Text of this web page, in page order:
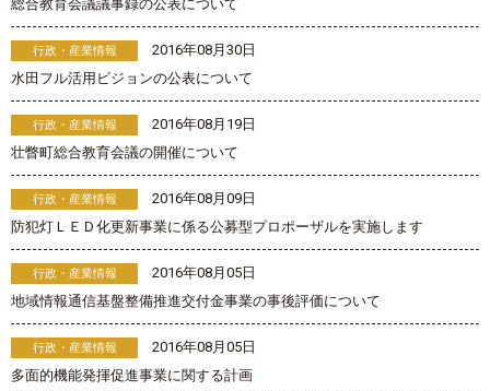
総合教育会議議事録の公表について
行政・産業情報
2016年08月30日
水田フル活用ビジョンの公表について
行政・産業情報
2016年08月19日
壮瞥町総合教育会議の開催について
行政・産業情報
2016年08月09日
防犯灯ＬＥＤ化更新事業に係る公募型プロポーザルを実施します
行政・産業情報
2016年08月05日
地域情報通信基盤整備推進交付金事業の事後評価について
行政・産業情報
2016年08月05日
多面的機能発揮促進事業に関する計画